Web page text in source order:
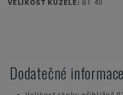
VELIKOST KUŽELE: BT 40
Dodatečné informace